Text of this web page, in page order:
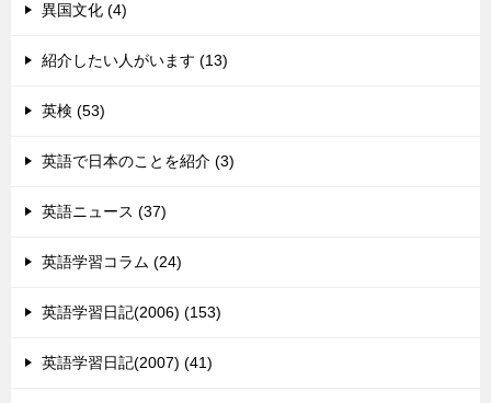
異国文化 (4)
紹介したい人がいます (13)
英検 (53)
英語で日本のことを紹介 (3)
英語ニュース (37)
英語学習コラム (24)
英語学習日記(2006) (153)
英語学習日記(2007) (41)